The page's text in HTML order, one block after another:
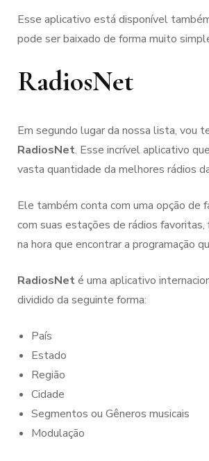
Esse aplicativo está disponível
pode ser baixado de forma muito
RadiosNet
Em segundo lugar da nossa lista, vou
RadiosNet. Esse incrível aplicativo
vasta quantidade da melhores rádios
Ele também conta com uma opção de
com suas estações de rádios
na hora que encontrar a programação
RadiosNeté uma aplicativo
dividido da seguinte forma:
País
Estado
Região
Cidade
Segmentos ou Gêneros musicais
Modulação